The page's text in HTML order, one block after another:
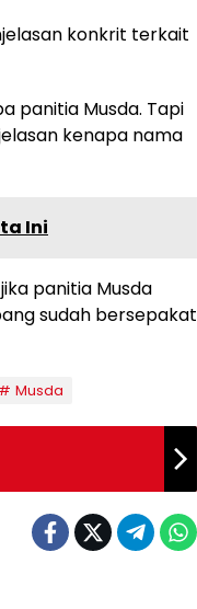
konkrit terkait
panitia Musda. Tapi
kenapa nama
Ini
panitia Musda
sudah bersepakat
Musda